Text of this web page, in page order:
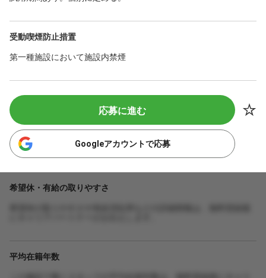
受動喫煙防止措置
第一種施設において施設内禁煙
応募に進む
Googleアカウントで応募
希望休・有給の取りやすさ
平均在籍年数